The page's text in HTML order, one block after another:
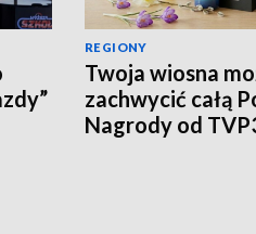
REGIONY
Twoja wiosna
zachwycić całą
Nagrody od